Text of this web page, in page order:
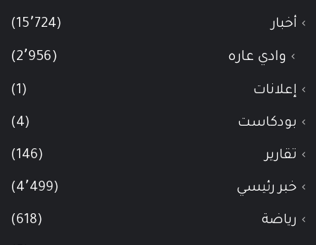
أخبار (15٬724)
وادي عاره (2٬956)
إعلانات (1)
بودكاست (4)
تقارير (146)
خبر رئيسي (4٬499)
رياضة (618)